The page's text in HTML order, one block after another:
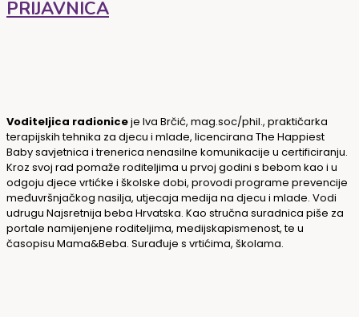
PRIJAVNICA
Voditeljica radioniceje Iva Brčić, mag.soc/phil., praktičarka
terapijskih tehnika za djecu i mlade, licencirana The Happiest
Baby savjetnica i trenerica nenasilne komunikacije u certificiranju.
Kroz svoj rad pomaže roditeljima u prvoj godini s bebom kao i u
odgoju djece vrtićke i školske dobi, provodi programe prevencije
međuvršnjačkog nasilja, utjecaja medija na djecu i mlade. Vodi
udrugu Najsretnija beba Hrvatska. Kao stručna suradnica piše za
portale namijenjene roditeljima, medijskapismenost, te u
časopisu Mama&Beba. Surađuje s vrtićima, školama.